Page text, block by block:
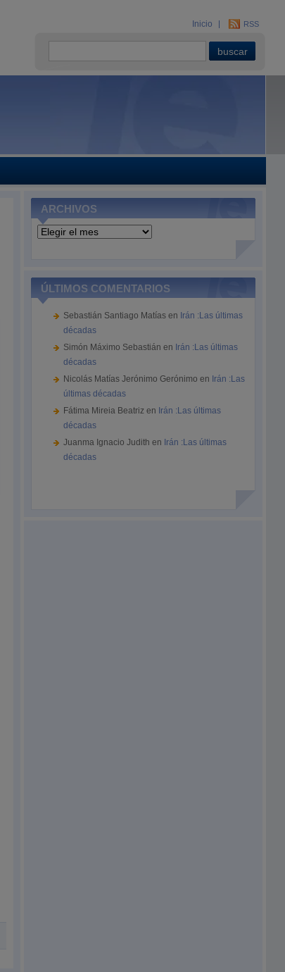
Inicio RSS
ARCHIVOS
Archivos
ÚLTIMOS COMENTARIOS
Sebastián Santiago Matías en Irán :Las últimas
décadas
Simón Máximo Sebastián en Irán :Las últimas
décadas
Nicolás Matías Jerónimo Gerónimo en Irán :Las
últimas décadas
Fátima Mireia Beatriz en Irán :Las últimas
décadas
Juanma Ignacio Judith en Irán :Las últimas
décadas